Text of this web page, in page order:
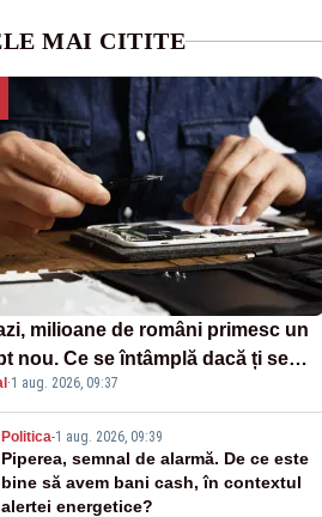
MAI CITITE
milioane de români primesc un
nou. Ce se întâmplă dacă ți se
un produs
·1 aug. 2026, 09:37
Politica-1 aug. 2026, 09:39
Piperea, semnal de alarmă. De ce este
bine să avem bani cash, în contextul
alertei energetice?